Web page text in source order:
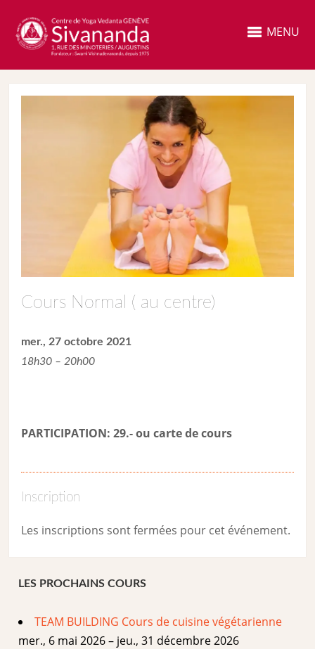
MENU
Cours Normal ( au centre)
mer., 27 octobre 2021
18h30 – 20h00
PARTICIPATION: 29.- ou carte de cours
Inscription
Les inscriptions sont fermées pour cet événement.
LES PROCHAINS COURS
TEAM BUILDING Cours de cuisine végétarienne
mer., 6 mai 2026 – jeu., 31 décembre 2026